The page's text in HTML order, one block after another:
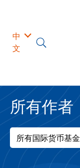
中
文
所有作者
所有国际货币基